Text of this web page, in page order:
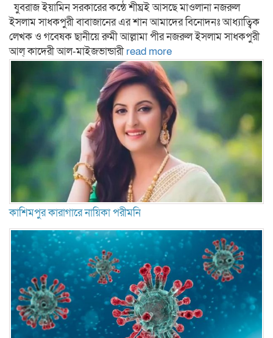
যুবরাজ ইয়ামিন সরকারের কন্ঠে শীঘ্রই আসছে মাওলানা নজরুল
ইসলাম সাধকপুরী বাবাজানের এর শান আমাদের বিনোদনঃ আধ্যাত্বিক
লেখক ও গবেষক ছানীয়ে রুমী আল্লামা পীর নজরুল ইসলাম সাধকপুরী
আল্ কাদেরী আল-মাইজভান্ডারীread more
কাশিমপুর কারাগারে নায়িকা পরীমনি